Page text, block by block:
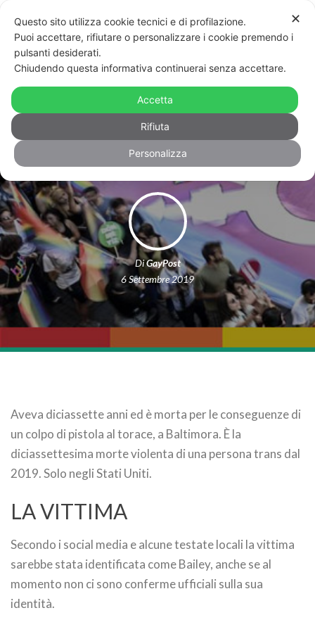
Adolescente trans uccisa a
Baltimora: è la diciassettesima
vittima del 2019
DiGayPost
6 Settembre 2019
Aveva diciassette anni ed è morta per le conseguenze di
un colpo di pistola al torace, a Baltimora. È la
diciassettesima morte violenta di una persona trans dal
2019. Solo negli Stati Uniti.
LA VITTIMA
Secondo i social media e alcune testate locali la vittima
sarebbe stata identificata come Bailey, anche se al
momento non ci sono conferme ufficiali sulla sua
identità.
✕
Questo sito utilizza cookie tecnici e di profilazione.
Puoi accettare, rifiutare o personalizzare i cookie premendo i
pulsanti desiderati.
Chiudendo questa informativa continuerai senza accettare.
Accetta
Rifiuta
Personalizza